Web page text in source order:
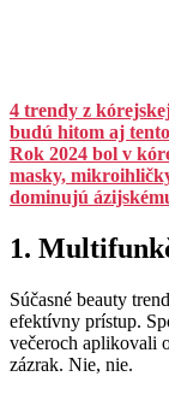
4 trendy z
budú hitom aj
Rok 2024 bol v
masky,
dominujú
1.
Súčasné beauty
efektívny prístup.
večeroch aplikovali
zázrak. Nie, nie.